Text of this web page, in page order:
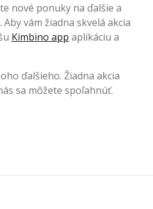
nové ponuky na ďalšie a
vám žiadna skvelá akcia
Kimbino app aplikáciu a
ďalšieho. Žiadna akcia
sa môžete spoľahnúť.